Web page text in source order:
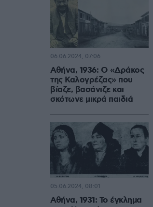
Αθήνα, 1936: Ο «Δράκος
της Καλογρέζας» που
βίαζε, βασάνιζε και
σκότωνε μικρά παιδιά
06.06.2024, 07:06
Αθήνα, 1931: Το έγκλημα
05.06.2024, 08:01